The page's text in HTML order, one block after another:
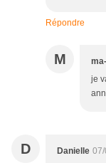
Répondre
M
je
D Danielle